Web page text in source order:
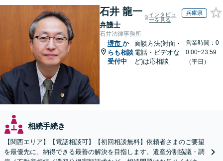
石井 龍一
弁護士
インタビュ
ーを見る
兵庫県
石井法律事務所
堺市 か
らも相談
受付中
面談方法(対面・
電話・ビデオな
ど)は応相談
営業時間：0
0:00~23:59
（平日）
相続手続き
【関西エリア】【電話相談可】【初回相談無料】依頼者さまのご要望
を最優先に、納得できる最善の解決を目指します。遺産分割協議・調